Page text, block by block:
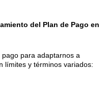
del Plan de Pago en
para adaptarnos a
límites y términos variados: